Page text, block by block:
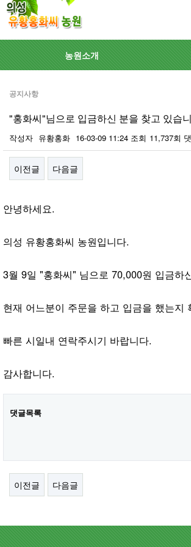
농원소개
공지사항
"홍화씨"님으로 입금하신 분을 찾고 있습
작성자 유황홍화 16-03-09 11:24 조회 11,737회
이전글 다음글
안녕하세요.
의성 유황홍화씨 농원입니다.
3월 9일 "홍화씨" 님으로 70,000원 입금하
현재 어느분이 주문을 하고 입금을 했는지
빠른 시일내 연락주시기 바랍니다.
감사합니다.
댓글목록
이전글 다음글